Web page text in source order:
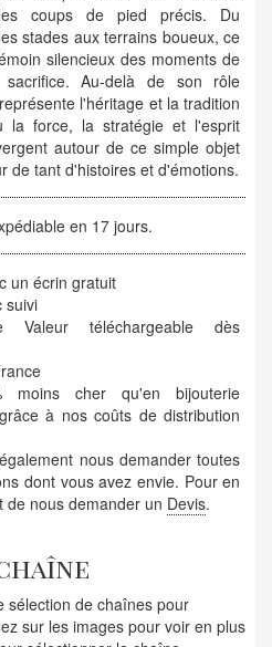
coups de pied précis. Du
stades aux terrains boueux, ce
silencieux des moments de
Au-delà de son rôle
l'héritage et la tradition
la force, la stratégie et l'esprit
autour de ce simple objet
de tant d'histoires et d'émotions.
en 17 jours.
un écrin gratuit
suivi
Valeur téléchargeable dès
moins cher qu'en bijouterie
à nos coûts de distribution
nous demander toutes
dont vous avez envie. Pour en
de nous demander un Devis.
sélection de chaînes pour
sur les images pour voir en plus